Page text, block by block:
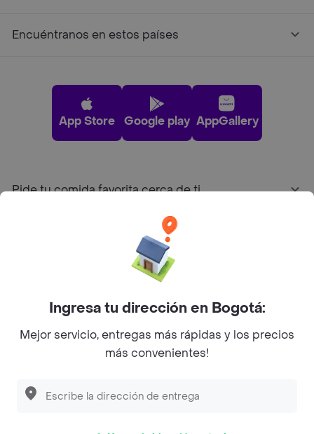
Encuéntranos en estos países
App Store Google play AppGallery
Pide tu comida favorita cerca de ti
Sobre Rappi
Facebook
Twitter
Instagram
©2026Rappi Inc. All rights reserved.
Ingresa tu dirección en Bogotá:
Mejor servicio, entregas más rápidas y los precios
más convenientes!